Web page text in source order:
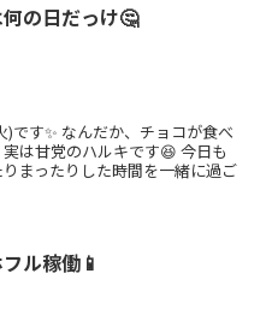
の日だっけ🤔
す✨ なんだか、チョコが食べ
は甘党のハルキです😆 今日も
まったりした時間を一緒に過ご
ル稼働📱